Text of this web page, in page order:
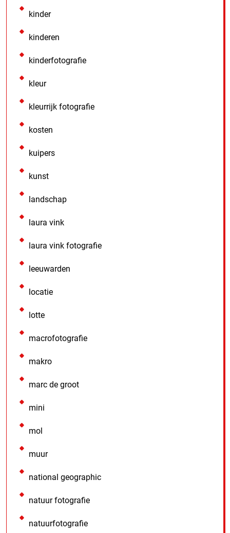
kinder
kinderen
kinderfotografie
kleur
kleurrijk fotografie
kosten
kuipers
kunst
landschap
laura vink
laura vink fotografie
leeuwarden
locatie
lotte
macrofotografie
makro
marc de groot
mini
mol
muur
national geographic
natuur fotografie
natuurfotografie